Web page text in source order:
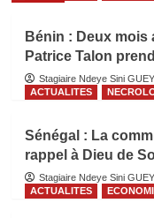
Bénin : Deux
Patrice Talon
Stagiaire Ndeye Sini
ACTUALITES
Sénégal : La
rappel à Dieu de
Stagiaire Ndeye Sini
ACTUALITES